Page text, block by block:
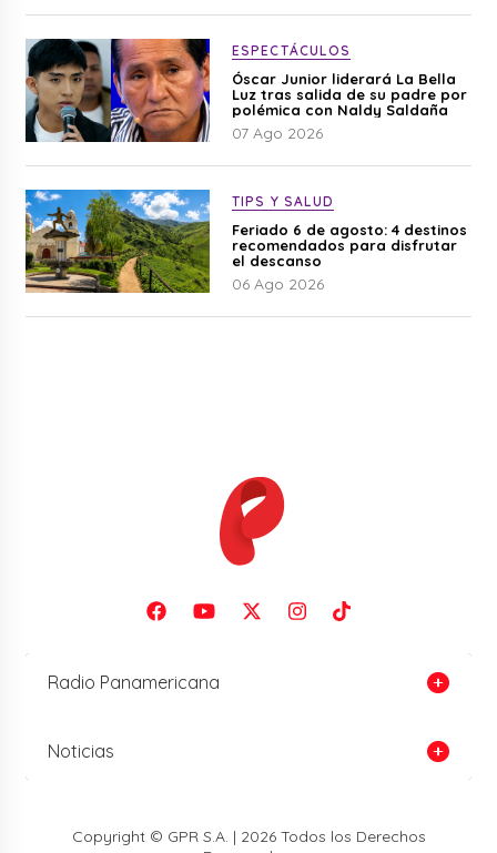
ESPECTÁCULOS
Óscar Junior liderará La Bella
Luz tras salida de su padre por
polémica con Naldy Saldaña
07 Ago 2026
TIPS Y SALUD
Feriado 6 de agosto: 4 destinos
recomendados para disfrutar
el descanso
06 Ago 2026
Radio Panamericana
Noticias
Copyright © GPR S.A. | 2026 Todos los Derechos